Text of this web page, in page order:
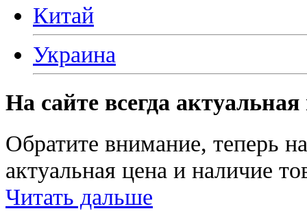
Китай
Украина
На сайте всегда
Обратите внимание, теперь
актуальная цена и наличие
Читать дальше